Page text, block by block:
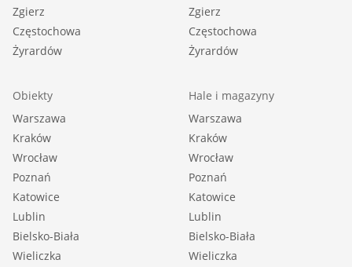
Zgierz
Częstochowa
Żyrardów
Zgierz
Częstochowa
Żyrardów
Obiekty
Warszawa
Kraków
Wrocław
Poznań
Katowice
Lublin
Bielsko-Biała
Wieliczka
Hale i magazyny
Warszawa
Kraków
Wrocław
Poznań
Katowice
Lublin
Bielsko-Biała
Wieliczka